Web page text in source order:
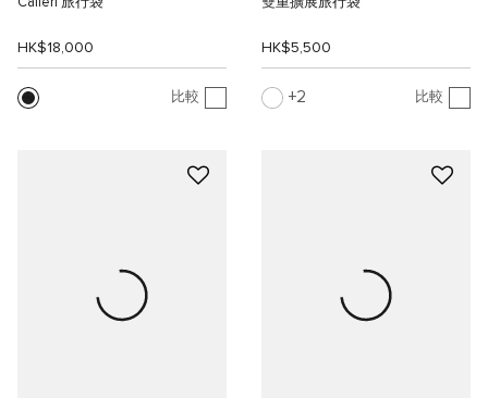
Calleri 旅行袋
HK$18,000
比較
雙重擴展旅行袋
HK$5,500
2 比較